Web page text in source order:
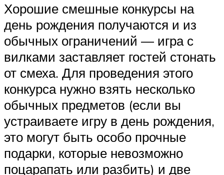
Хорошие смешные конкурсы на
день рождения получаются и из
обычных ограничений — игра с
вилками заставляет гостей стонать
от смеха. Для проведения этого
конкурса нужно взять несколько
обычных предметов (если вы
устраиваете игру в день рождения,
это могут быть особо прочные
подарки, которые невозможно
поцарапать или разбить) и две